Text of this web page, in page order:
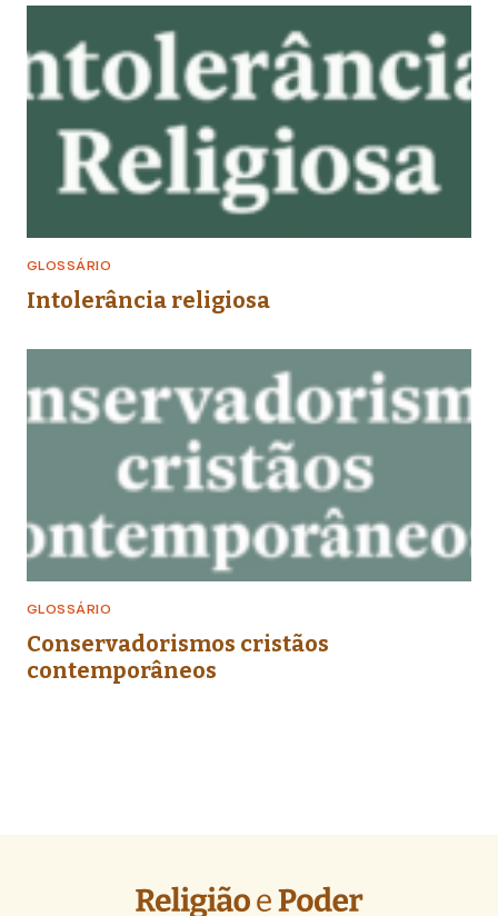
GLOSSÁRIO
Intolerância religiosa
GLOSSÁRIO
Conservadorismos cristãos
contemporâneos